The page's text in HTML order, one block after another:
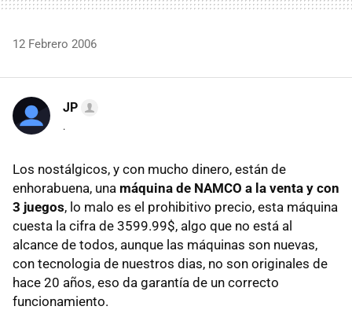
12 Febrero 2006
JP
.
Los nostálgicos, y con mucho dinero, están de
enhorabuena, una máquina de NAMCO a la venta y con
3 juegos, lo malo es el prohibitivo precio, esta máquina
cuesta la cifra de 3599.99$, algo que no está al
alcance de todos, aunque las máquinas son nuevas,
con tecnologia de nuestros dias, no son originales de
hace 20 años, eso da garantía de un correcto
funcionamiento.